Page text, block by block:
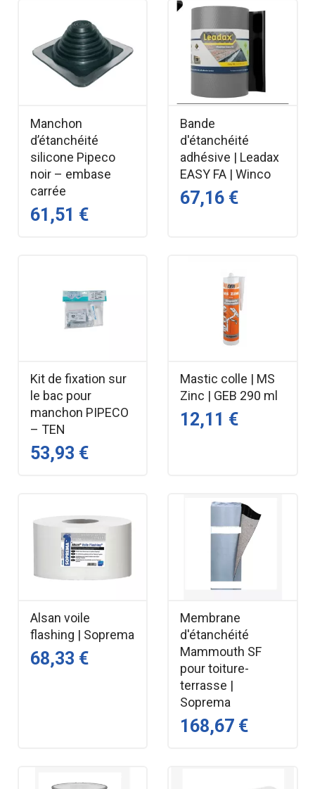
Manchon
d’étanchéité
silicone Pipeco
noir – embase
carrée
61,51 €
Bande
d'étanchéité
adhésive | Leadax
EASY FA | Winco
67,16 €
Kit de fixation sur
le bac pour
manchon PIPECO
– TEN
53,93 €
Mastic colle | MS
Zinc | GEB 290 ml
12,11 €
Alsan voile
flashing | Soprema
68,33 €
Membrane
d'étanchéité
Mammouth SF
pour toiture-
terrasse |
Soprema
168,67 €